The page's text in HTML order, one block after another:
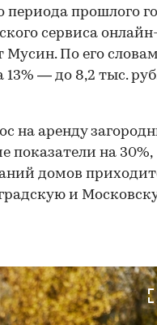
периода прошлого
сервиса
По его
— до 8,2 тыс.
на аренду
показатели на 30%,
домов
и